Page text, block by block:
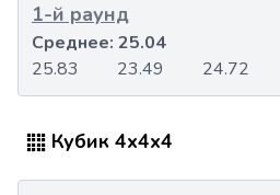
1-й раунд
25.83 23.49 24.72
Среднее: 25.04
Кубик 4x4x4